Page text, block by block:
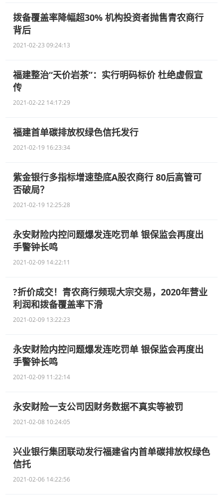
拨备覆盖率降幅超30% 机构投资者抛售青农商行
背后
2021-02-23 09:24:13
福建整治“天价岩茶”：实行明码标价 杜绝虚假宣
传
2021-02-22 14:17:29
福建首单碳排放权绿色信托发行
2021-02-19 16:23:34
紫金银行多指标增速垫底A股农商行 80后高管可
否破局？
2021-02-19 12:25:28
永安财险内控问题爆发连吃罚单 银保监会再度出
手警钟长鸣
2021-02-09 14:22:11
?折价成交！青农商行频现大宗交易，2020年营业
利润和拨备覆盖率下滑
2021-02-09 13:22:23
永安财险内控问题爆发连吃罚单 银保监会再度出
手警钟长鸣
2021-02-09 11:22:14
永安财险一支公司因财务数据不真实等被罚
2021-02-08 10:24:05
兴业银行集团联动发行福建省内首单碳排放权绿色
信托
2021-02-06 14:22:56